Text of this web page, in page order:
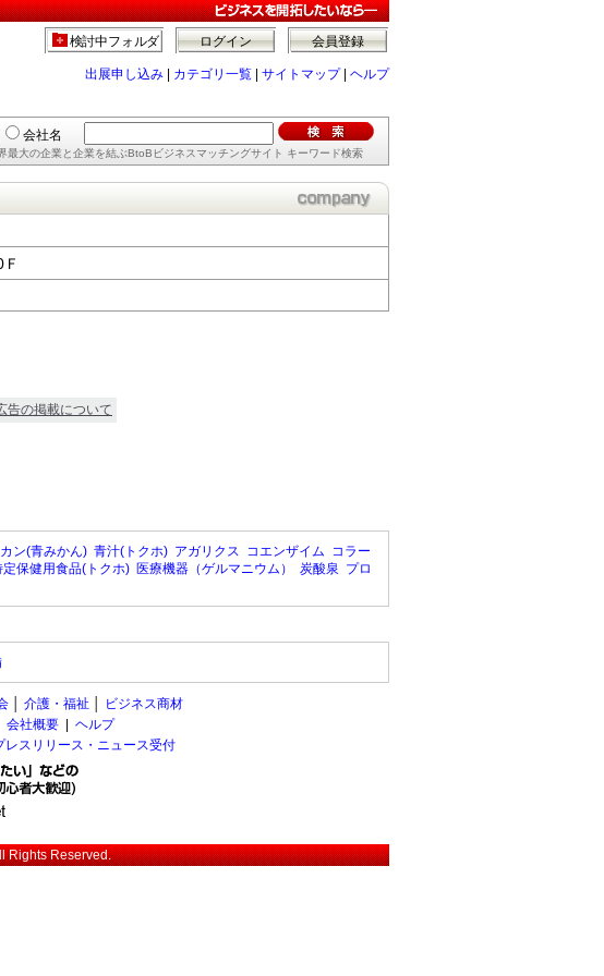
会員登録
ログイン
検討中フォルダ
出展申し込み カテゴリ一覧 サイトマップ| ヘルプ
会社名
最大の企業と企業を結ぶBtoBビジネスマッチングサイト キーワード検索
告の掲載について
ン(青みかん) 青汁(トクホ) アガリクス コエンザイム コラー
定保健用食品(トクホ) 医療機器（ゲルマニウム） 炭酸泉 プロ
介護・福祉
ビジネス商材
社概要
ヘルプ
レスリリース・ニュース受付
Reserved.